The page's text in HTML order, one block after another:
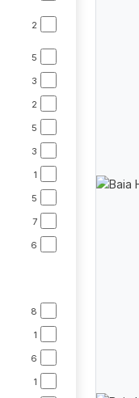
2
5
3
2
5
3
1
5
7
6
8
1
6
1